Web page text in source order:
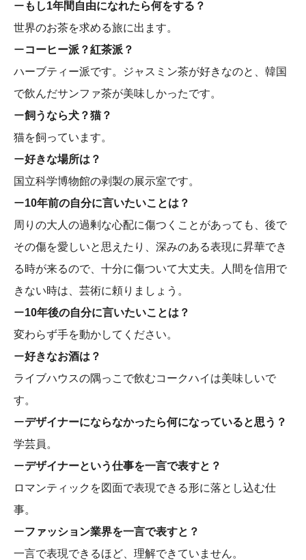
ー もし1年間自由になれたら何をする？
世界のお茶を求める旅に出ます。
ーコーヒー派？紅茶派？
ハーブティー派です。ジャスミン茶が好きなのと、韓国
で飲んだサンファ茶が美味しかったです。
ー飼うなら犬？猫？
猫を飼っています。
ー好きな場所は？
国立科学博物館の剥製の展示室です。
ー10年前の自分に言いたいことは？
周りの大人の過剰な心配に傷つくことがあっても、後で
その傷を愛しいと思えたり、深みのある表現に昇華でき
る時が来るので、十分に傷ついて大丈夫。人間を信用で
きない時は、芸術に頼りましょう。
ー10年後の自分に言いたいことは？
変わらず手を動かしてください。
ー好きなお酒は？
ライブハウスの隅っこで飲むコークハイは美味しいで
す。
ーデザイナーにならなかったら何になっていると思う？
学芸員。
ーデザイナーという仕事を一言で表すと？
ロマンティックを図面で表現できる形に落とし込む仕
事。
ーファッション業界を一言で表すと？
一言で表現できるほど、理解できていません。